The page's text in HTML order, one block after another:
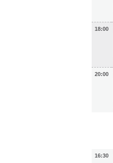
18:00
20:00
16:30